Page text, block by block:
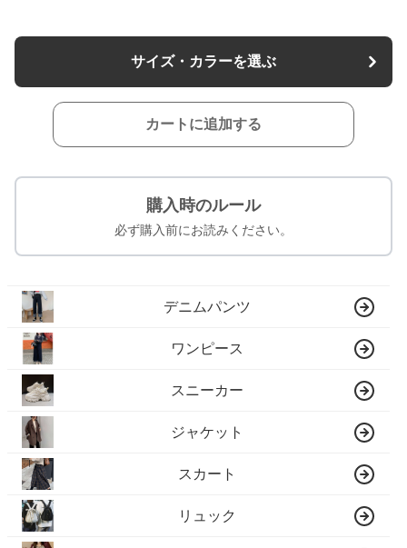
サイズ・カラーを選ぶ
カートに追加する
購入時のルール
必ず購入前にお読みください。
デニムパンツ
ワンピース
スニーカー
ジャケット
スカート
リュック